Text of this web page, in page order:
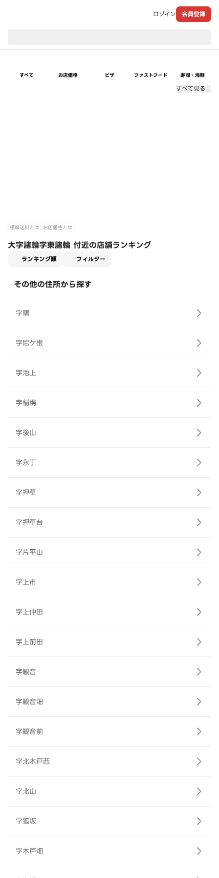
ログイン 会員登録
すべて お店価格 ピザ ファストフード 寿司・海鮮
すべて見る
標準送料とは お店価格とは
大字諸輪字東諸輪 付近の店舗ランキング
ランキング順 フィルター
その他の住所から探す
字曙
字尼ケ根
字池上
字稲場
字後山
字永丁
字押草
字押草台
字片平山
字上市
字上仲田
字上前田
字観音
字観音畑
字観音前
字北木戸西
字北山
字狐坂
字木戸畑